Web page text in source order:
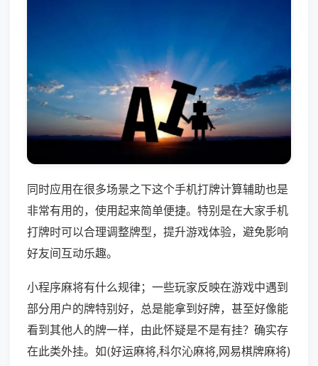
同时应用在很多场景之下这个手机打牌计算辅助也是
非常有用的，使用起来简单便捷。特别是在大家手机
打牌时可以合理调整牌型，提升游戏体验，避免影响
好友间互动乐趣。
小程序麻将有什么规律；一些玩家反映在游戏中遇到
部分用户的牌特别好，总是能拿到好牌，甚至好像能
看到其他人的牌一样，由此怀疑是不是有挂？确实存
在此类外挂。如(好运麻将,科尔沁麻将,网易棋牌麻将)